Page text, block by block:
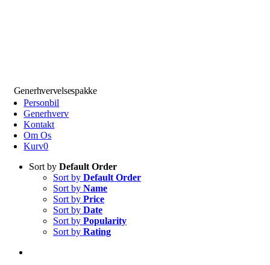
Generhvervelsespakke
Personbil
Generhverv
Kontakt
Om Os
Kurv0
Sort by Default Order
Sort by Default Order
Sort by Name
Sort by Price
Sort by Date
Sort by Popularity
Sort by Rating